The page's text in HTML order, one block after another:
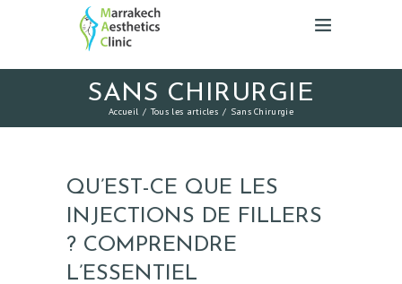
SANS CHIRURGIE
Accueil Tous les articles Sans Chirurgie
QU’EST-CE QUE LES
INJECTIONS DE FILLERS
? COMPRENDRE
L’ESSENTIEL